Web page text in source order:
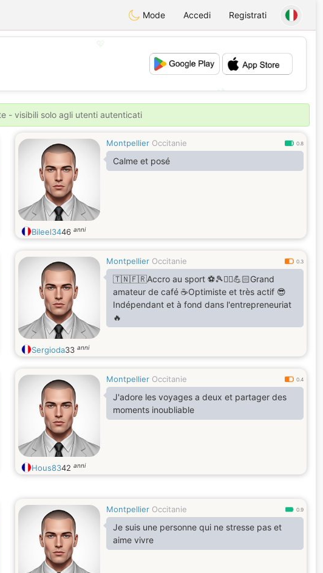
Mode Accedi Registrati
- visibili solo agli utenti autenticati
Montpellier Occitanie 0.8
Calme et posé
Bileel3446 anni
Montpellier Occitanie 0.3
🇹🇳🇫🇷Accro au sport ⚽️🎾🏋‍♂️💪🏻Grand
amateur de café ☕Optimiste et très actif 😎
Indépendant et à fond dans l'entrepreneuriat
🔥
Sergioda33 anni
Montpellier Occitanie 0.4
J'adore les voyages a deux et partager des
moments inoubliable
Hous8342 anni
Montpellier Occitanie 0.9
Je suis une personne qui ne stresse pas et
aime vivre